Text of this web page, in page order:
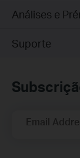
Análises e
Suporte
Email